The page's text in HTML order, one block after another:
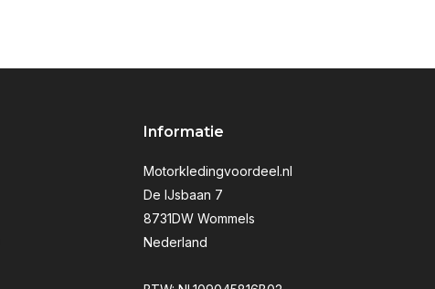
Informatie
Motorkledingvoordeel.nl
De IJsbaan 7
8731DW Wommels
Nederland